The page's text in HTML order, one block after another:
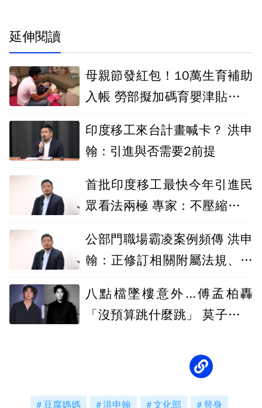
延伸閱讀
母親節發紅包！10萬生育補助
入帳 勞部擬加碼育嬰津貼「每
印度移工來台計畫喊卡？ 洪申
翰：引進與否需要2前提
首批印度移工最快今年引進民
眾看法兩極 專家：不壓縮本國
公部門職場霸凌案例頻傳 洪申
翰：正修訂相關附屬法規、盼
八點檔墜樓意外...傅孟柏轟
「沒預算跳什麼跳」 莫子儀：
豆腐媽媽 洪申翰 文化部 替身